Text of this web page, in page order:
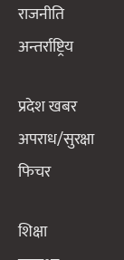
राजनीति
अन्तर्राष्ट्रिय
प्रदेश खबर
अपराध/सुरक्षा
फिचर
शिक्षा